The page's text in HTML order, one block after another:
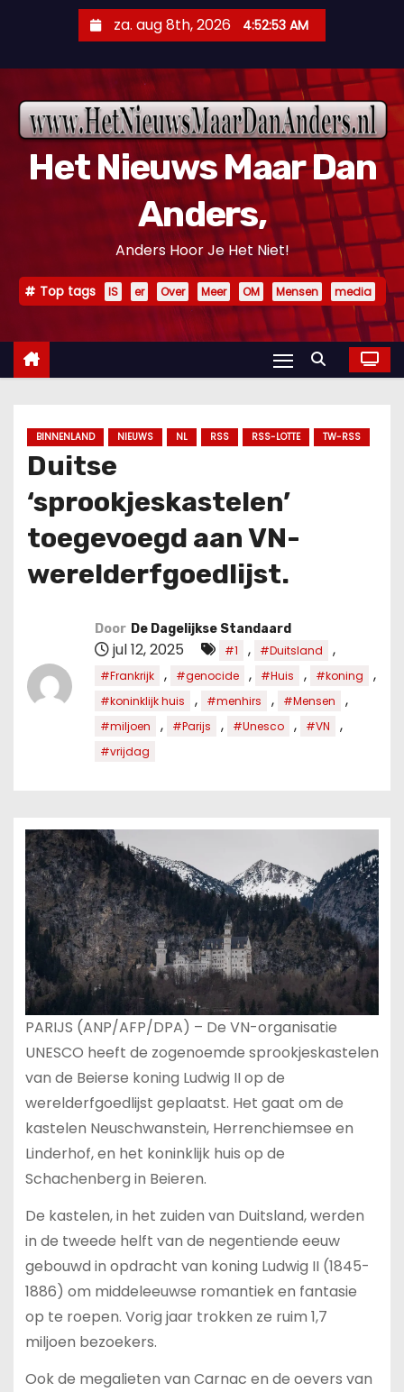
n
za. aug 8th, 2026 4:52:54 AM
Het Nieuws Maar Dan
Anders,
Anders Hoor Je Het Niet!
Top tags IS er Over Meer OM Mensen media
BINNENLAND NIEUWS NL RSS RSS-LOTTE TW-RSS
Duitse
‘sprookjeskastelen’
toegevoegd aan VN-
werelderfgoedlijst.
Door De Dagelijkse Standaard
jul 12, 2025 #1 , #Duitsland ,
#Frankrijk , #genocide , #Huis , #koning ,
#koninklijk huis , #menhirs , #Mensen ,
#miljoen , #Parijs , #Unesco , #VN ,
#vrijdag
PARIJS (ANP/AFP/DPA) – De VN-organisatie
UNESCO heeft de zogenoemde sprookjeskastelen
van de Beierse koning Ludwig II op de
werelderfgoedlijst geplaatst. Het gaat om de
kastelen Neuschwanstein, Herrenchiemsee en
Linderhof, en het koninklijk huis op de
Schachenberg in Beieren.
De kastelen, in het zuiden van Duitsland, werden
in de tweede helft van de negentiende eeuw
gebouwd in opdracht van koning Ludwig II (1845-
1886) om middeleeuwse romantiek en fantasie
op te roepen. Vorig jaar trokken ze ruim 1,7
miljoen bezoekers.
Ook de megalieten van Carnac en de oevers van